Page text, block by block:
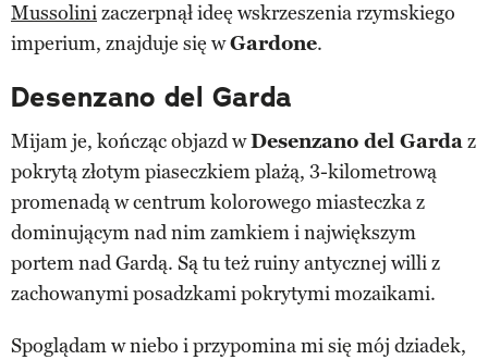
Mussolinizaczerpnął ideę wskrzeszenia rzymskiego
imperium, znajduje się wGardone.
Desenzano del Garda
Mijam je, kończąc objazd wDesenzano del Gardaz
pokrytą złotym piaseczkiem plażą, 3-kilometrową
promenadą w centrum kolorowego miasteczka z
dominującym nad nim zamkiem i największym
portem nad Gardą. Są tu też ruiny antycznej willi z
zachowanymi posadzkami pokrytymi mozaikami.
Spoglądam w niebo i przypomina mi się mój dziadek,